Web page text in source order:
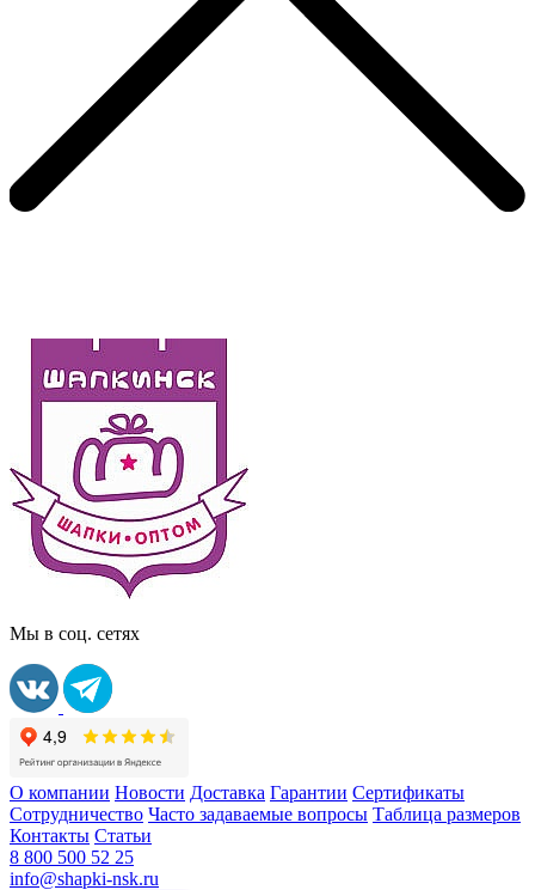
Мы в соц. сетях
О компании Новости Доставка Гарантии Сертификаты
Сотрудничество Часто задаваемые вопросы Таблица размеров
Контакты Статьи
8 800 500 52 25
info@shapki-nsk.ru